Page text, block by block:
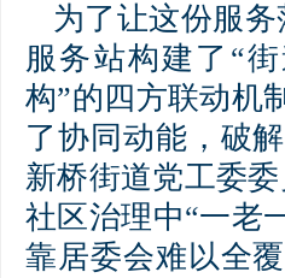
为了让这份服
服务站构建了“
构”的四方联动机
了协同动能，破
新桥街道党工委
社区治理中“一老
靠居委会难以全